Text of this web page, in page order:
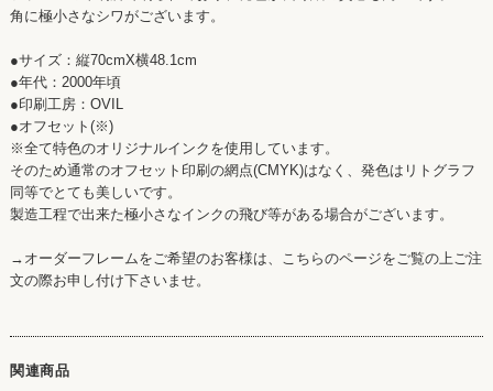
角に極小さなシワがございます。
●サイズ：縦70cmX横48.1cm
●年代：2000年頃
●印刷工房：OVIL
●オフセット(※)
※全て特色のオリジナルインクを使用しています。
そのため通常のオフセット印刷の網点(CMYK)はなく、発色はリトグラフ
同等でとても美しいです。
製造工程で出来た極小さなインクの飛び等がある場合がございます。
→オーダーフレームをご希望のお客様は、こちらのページをご覧の上ご注
文の際お申し付け下さいませ。
関連商品